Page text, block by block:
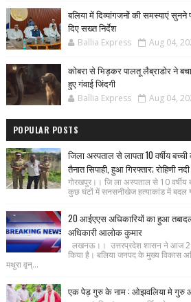
बलिया में दिव्यांगजनों की समस्याएं
दिए सख्त निर्देश
Ballia Express Aug 04,
कोबरा से भिड़कर पालतू लैब्राडोर ने
हुए गंवाई जिंदगी
Ballia Express Aug 04,
POPULAR POSTS
जिला अस्पताल से लापता 10 वर्षीय
तैनात सिपाही, हुआ गिरफ्तार; रोहिणी
गोरखपुर।। जि ला अस्पताल से 10 वर्षीय
कुछ घंटों में सनसनीखेज हत्याकांड में बदल
20 आईएएस अधिकारियों का हुआ
अधिकारी आलोक कुमार
लखनऊ।। उत्तरप्रदेश शासन ने आज 20
किया है। बलिया जनपद के मुख्य विकास
मथुरा वृन्...
एक पेड़ गुरु के नाम : ओझवलिया मे गुरु